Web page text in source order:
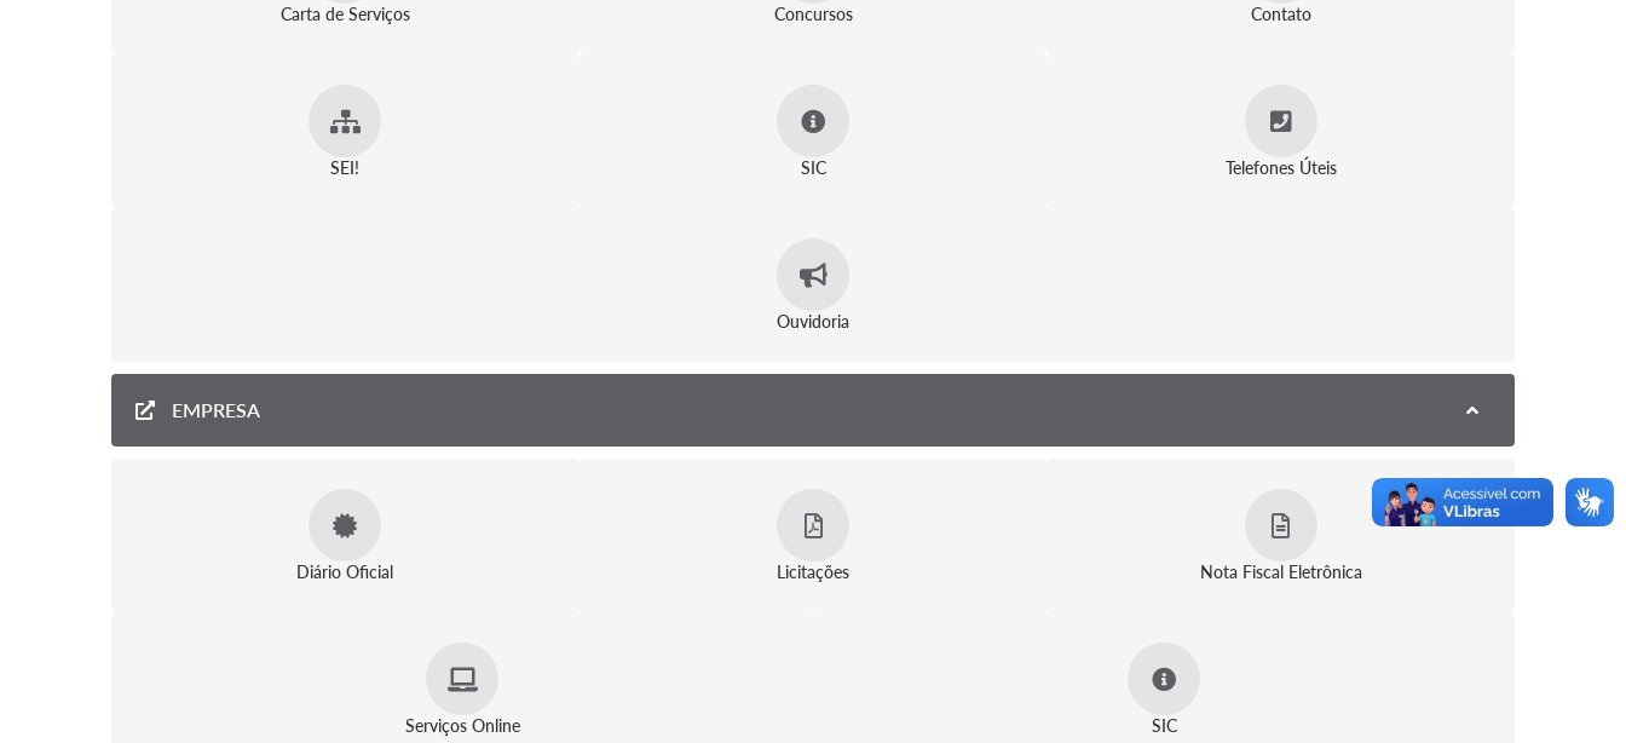
Carta de Serviços Concursos Contato
SEI! SIC Telefones Úteis
Ouvidoria
EMPRESA
Diário Oficial Licitações Nota Fiscal Eletrônica
Serviços Online SIC